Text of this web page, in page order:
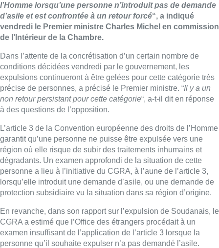
l’Homme lorsqu’une personne n’introduit pas de demande
d’asile et est confrontée à un retour forcé“, a indiqué
vendredi le Premier ministre Charles Michel en commission
de l’Intérieur de la Chambre.
Dans l’attente de la concrétisation d’un certain nombre de
conditions décidées vendredi par le gouvernement, les
expulsions continueront à être gelées pour cette catégorie très
précise de personnes, a précisé le Premier ministre. “Il y a un
non retour persistant pour cette catégorie“, a-t-il dit en réponse
à des questions de l’opposition.
L’article 3 de la Convention européenne des droits de l’Homme
garantit qu’une personne ne puisse être expulsée vers une
région où elle risque de subir des traitements inhumains et
dégradants. Un examen approfondi de la situation de cette
personne a lieu à l’initiative du CGRA, à l’aune de l’article 3,
lorsqu’elle introduit une demande d’asile, ou une demande de
protection subsidiaire vu la situation dans sa région d’origine.
En revanche, dans son rapport sur l’expulsion de Soudanais, le
CGRA a estimé que l’Office des étrangers procédait à un
examen insuffisant de l’application de l’article 3 lorsque la
personne qu’il souhaite expulser n’a pas demandé l’asile.